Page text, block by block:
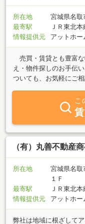
所在地
宮城県名取
最寄駅
ＪＲ東北
情報提供元
アットホー
売買・賃貸とも豊富
え・物件探しのお手伝
ついても、お気軽にご相
こ
（有）丸善不動産
所在地
宮城県名取
１Ｆ
最寄駅
ＪＲ東北
情報提供元
アットホー
弊社は地域に根ざして